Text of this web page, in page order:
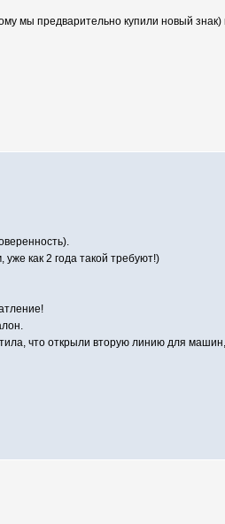
мы предварительно купили новый знак)
как 2 года такой требуют!)
что открыли вторую линию для